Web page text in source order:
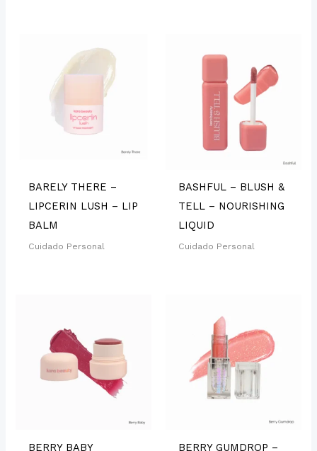
BARELY THERE –
LIPCERIN LUSH – LIP
BALM
Cuidado Personal
BASHFUL – BLUSH &
TELL – NOURISHING
LIQUID
Cuidado Personal
BERRY BABY
BERRY GUMDROP –